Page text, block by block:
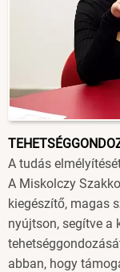
A tudás
A Miskolczy
kiegészítő, magas
nyújtson, segítve a
abban, hogy